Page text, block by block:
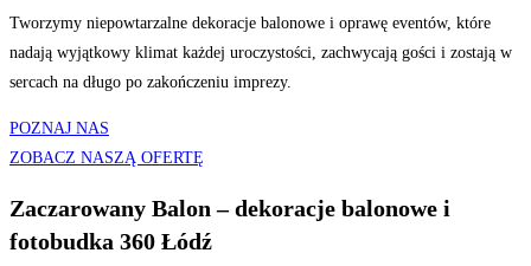
Tworzymy niepowtarzalne dekoracje balonowe i oprawę eventów, które
nadają wyjątkowy klimat każdej uroczystości, zachwycają gości i zostają w
sercach na długo po zakończeniu imprezy.
POZNAJ NAS
ZOBACZ NASZĄ OFERTĘ
Zaczarowany Balon – dekoracje balonowe i
fotobudka 360 Łódź